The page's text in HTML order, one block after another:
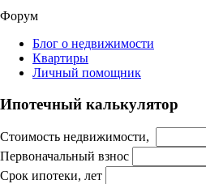
Форум
Блог о недвижимости
Квартиры
Личный помощник
Ипотечный калькулятор
Стоимость недвижимости,
Первоначальный взнос
Срок ипотеки, лет